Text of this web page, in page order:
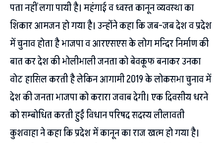
पता नहीं लगा पायी है। महंगाई व ध्वस्त कानून व्यवस्था का
शिकार आमजन हो गया है। उन्होंने कहा कि जब-जब देश व प्रदेश
में चुनाव होता है भाजपा व आरएसएस के लोग मन्दिर निर्माण की
बात कर देश की भोलीभाली जनता को बेवकूफ बनाकर उनका
वोट हासिल करती है लेकिन आगामी 2019 के लोकसभा चुनाव में
देश की जनता भाजपा को करारा जवाब देगी। एक दिवसीय धरने
को सम्बोधित करती हुईं विधान परिषद सदस्य लीलावती
कुशवाहा ने कहा कि प्रदेश में कानून का राज खत्म हो गया है।